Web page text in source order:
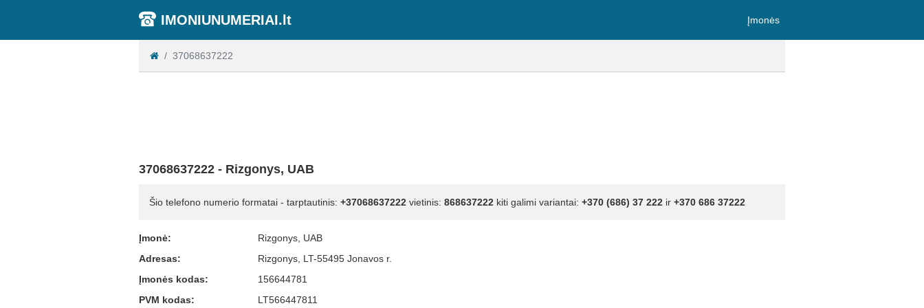
IMONIUNUMERIAI.lt Įmonės
37068637222
37068637222 - Rizgonys, UAB
Šio telefono numerio formatai - tarptautinis: +37068637222 vietinis: 868637222 kiti galimi variantai: +370 (686) 37 222 ir +370 686 37222
Įmonė:
Rizgonys, UAB
Adresas:
Rizgonys, LT-55495 Jonavos r.
Įmonės kodas:
156644781
PVM kodas:
LT566447811